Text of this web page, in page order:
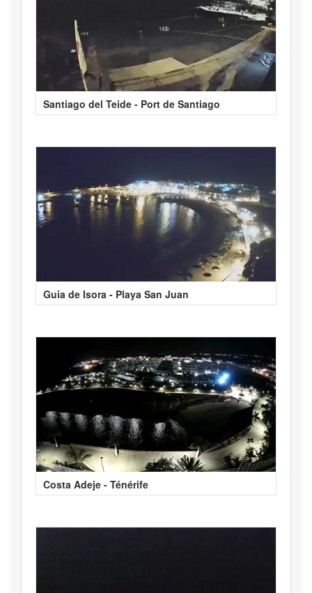
Santiago del Teide - Port de Santiago
Guia de Isora - Playa San Juan
Costa Adeje - Ténérife